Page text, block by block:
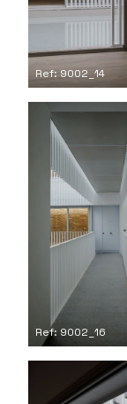
Ref: 9002_14
Ref: 9002_16